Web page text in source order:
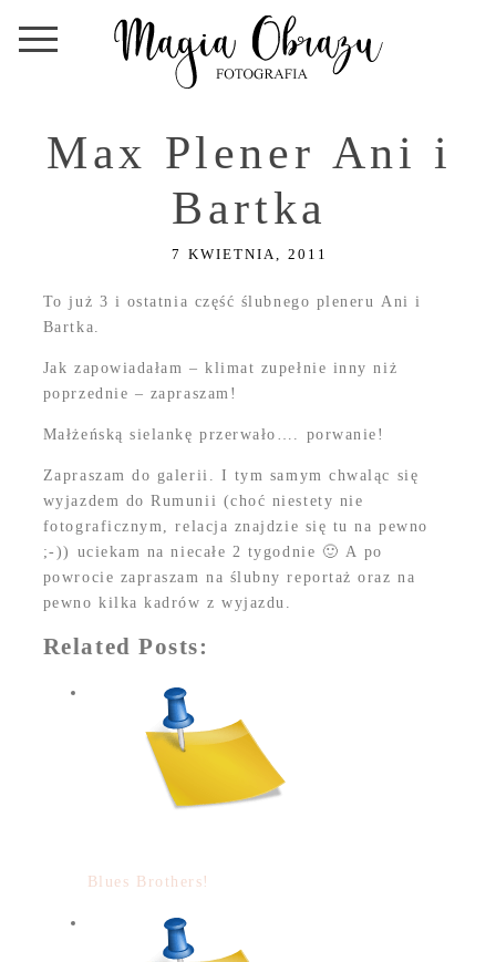
Max Plener Ani i
Bartka
7 KWIETNIA, 2011
To już 3 i ostatnia część ślubnego pleneru Ani i
Bartka.
Jak zapowiadałam – klimat zupełnie inny niż
poprzednie – zapraszam!
Małżeńską sielankę przerwało…. porwanie!
Zapraszam do galerii. I tym samym chwaląc się
wyjazdem do Rumunii (choć niestety nie
fotograficznym, relacja znajdzie się tu na pewno
;-)) uciekam na niecałe 2 tygodnie 🙂 A po
powrocie zapraszam na ślubny reportaż oraz na
pewno kilka kadrów z wyjazdu.
Related Posts:
Blues Brothers!